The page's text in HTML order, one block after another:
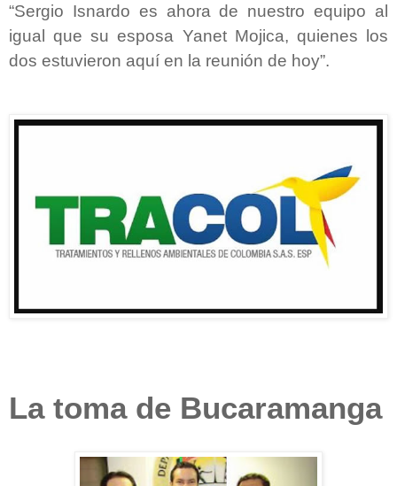
“Sergio Isnardo es ahora de nuestro equipo al
igual que su esposa Yanet Mojica, quienes los
dos estuvieron aquí en la reunión de hoy”.
La toma de Bucaramanga